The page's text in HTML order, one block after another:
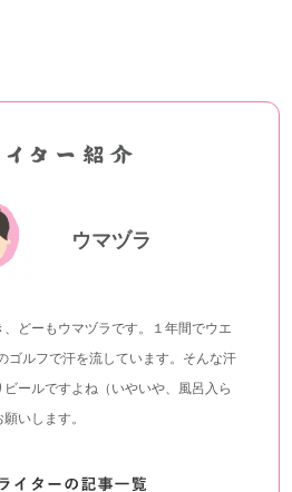
ウマヅラ
どーもウマヅラです。１年間でウエ
ゴルフで汗を流しています。そんな汗
ールですよね（いやいや、風呂入ら
いします。